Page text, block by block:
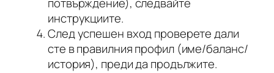
потвърждение), следвайте
инструкциите.
След успешен вход проверете дали
сте в правилния профил (име/баланс/
история), преди да продължите.